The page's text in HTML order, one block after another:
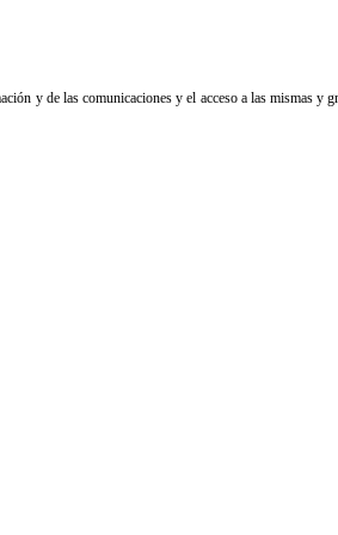
y de las comunicaciones y el acceso a las mismas y